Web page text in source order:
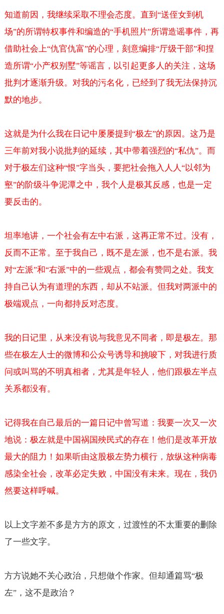
知道前因，我继续采取不理会态度。直到 “送侄女到机
场”的所谓特权事件和编造的“手机照片”所谓造谣事件，再
借助社会上“仇官仇富”的心理，刻意编排“厅级干部”和捏
造所谓“小产权别墅”等谣言，以引起更多人的关注，这场
批判才逐渐升级。对我的污名化，已经到了我无法保持沉
默的地步。
这就是为什么我在日记中屡屡提到 “极左”的原因。这乃是
三年前对我小说批判的延续，其中带着强烈的“私仇”。而
对于极左们这种“恨”字当头，要把社会拖入人人“以邻为
壑”的阶级斗争泥潭之中，我个人是极其反感，也是一定
要反击的。
坦率地讲，一个社会有左中右派，这再正常不过。没有，
反而不正常。至于我自己，既不是左派，也不是右派。我
对“左派”和“右派”中的一些观点，都会有赞同之处。我支
持自己认为有道理的东西，却从不站派。但我对两派中的
极端观点，一向都持反对态度。
我的日记里，从来没有说与我意见不同者，即是极左。那
些在极左人士的微博和公众号诱导和挑唆下，对我进行质
问或叫骂的不明真相者，尤其是年轻人，他们跟极左半点
关系都没有。
记得我在自己最后的一篇日记中曾写道：我要一次又一次
地说：极左就是中国祸国殃民式的存在！他们是改革开放
最大的阻力！如果听由这股极左势力横行，放纵这种病毒
感染全社会，改革必定失败，中国没有未来。现在，我仍
然要这样呼喊。
以上文字差不多是方方的原文，过渡性的不太重要的删除
了一些文字。
方方说她不关心政治，只想做个作家。但却通篇骂“极
左”，这不是政治？